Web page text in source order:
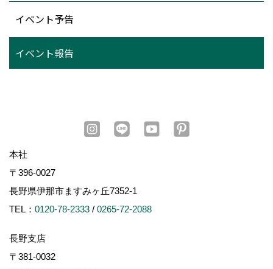
イベント予告
イベント報告
本社
〒396-0027
長野県伊那市ますみヶ丘7352-1
TEL： 0120-78-2333 / 0265-72-2088
長野支店
〒381-0032